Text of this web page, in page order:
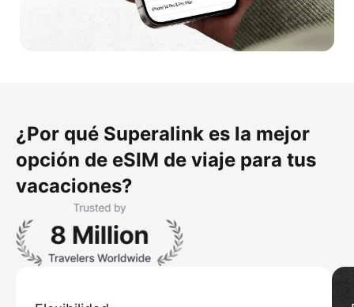
¿Por qué Superalink es la mejor
opción de eSIM de viaje para tus
vacaciones?